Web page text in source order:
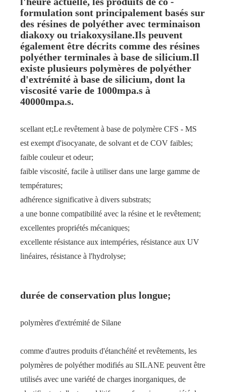
formulation sont principalement basés sur
des résines de polyéther avec terminaison
diakoxy ou triakoxysilane.Ils peuvent
également être décrits comme des résines
polyéther terminales à base de silicium.Il
existe plusieurs polymères de polyéther
d'extrémité à base de silicium, dont la
viscosité varie de 1000mpa.s à
40000mpa.s.
scellant et;Le revêtement à base de polymère CFS - MS
est exempt d'isocyanate, de solvant et de COV faibles;
faible couleur et odeur;
faible viscosité, facile à utiliser dans une large gamme de
températures;
adhérence significative à divers substrats;
a une bonne compatibilité avec la résine et le revêtement;
excellentes propriétés mécaniques;
excellente résistance aux intempéries, résistance aux UV
linéaires, résistance à l'hydrolyse;
durée de conservation plus longue;
polymères d'extrémité de Silane
comme d'autres produits d'étanchéité et revêtements, les
polymères de polyéther modifiés au SILANE peuvent être
utilisés avec une variété de charges inorganiques, de